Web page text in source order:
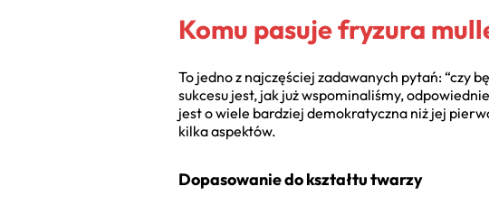
Komu pasuje fryzura
To jedno z najczęściej zadawanych pytań: “czy
sukcesu jest, jak już wspominaliśmy,
jest o wiele bardziej demokratyczna niż jej
kilka aspektów.
Dopasowanie do kształtu twarzy